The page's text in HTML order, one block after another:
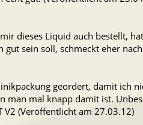
dieses Liquid auch bestellt,
gut sein soll, schmeckt eher
geordert, damit ich
man mal knapp damit ist.
V2 (Veröffentlicht am 27.03.12)